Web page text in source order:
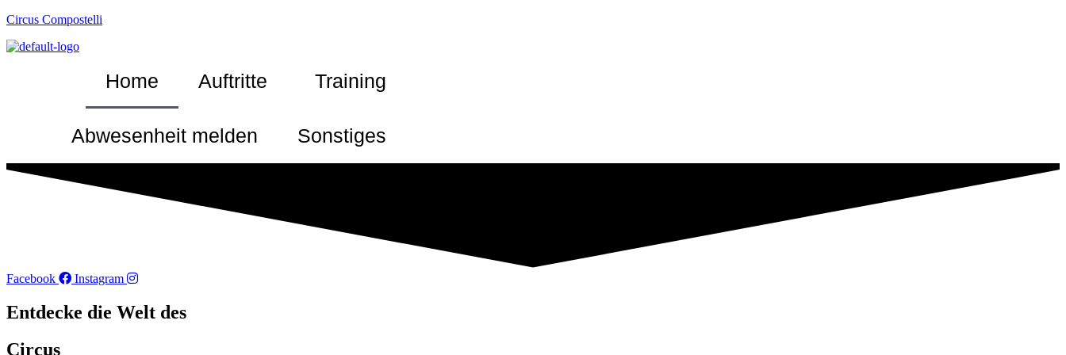
Circus Compostelli
Home Auftritte Training
Abwesenheit melden Sonstiges
Facebook Instagram
Entdecke die Welt des
Circus